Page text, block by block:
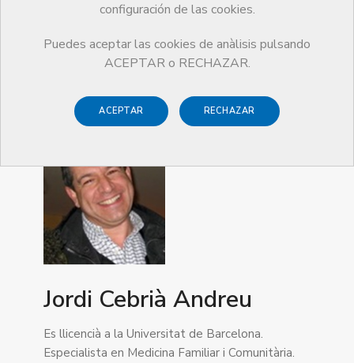
configuración de las cookies.
Puedes aceptar las cookies de anàlisis pulsando
ACEPTAR o RECHAZAR.
ACEPTAR RECHAZAR
Guardonat Edició 2010
Jordi Cebrià Andreu
Es llicencià a la Universitat de Barcelona.
Especialista en Medicina Familiar i Comunitària.